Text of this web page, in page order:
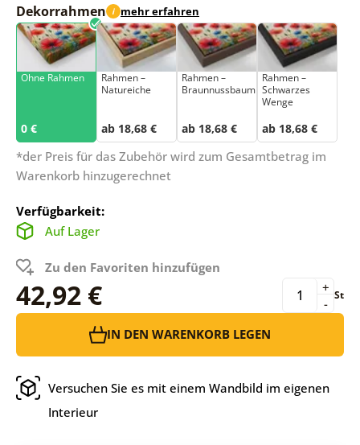
Dekorrahmen i mehr erfahren
Ohne Rahmen
0 €
Rahmen –
Natureiche
ab 18,68 €
Rahmen –
Braunnussbaum
ab 18,68 €
Rahmen –
Schwarzes
Wenge
ab 18,68 €
*der Preis für das Zubehör wird zum Gesamtbetrag im
Warenkorb hinzugerechnet
Verfügbarkeit:
Auf Lager
Zu den Favoriten hinzufügen
42,92 € -
+ St
IN DEN WARENKORB LEGEN
Versuchen Sie es mit einem Wandbild im eigenen
Interieur